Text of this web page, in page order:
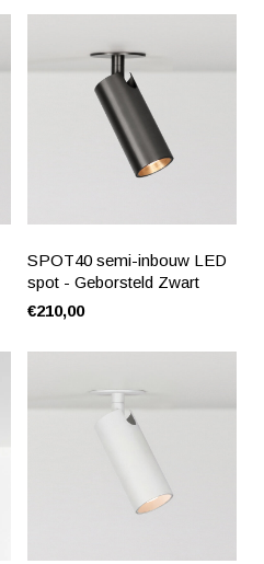
SPOT40 semi-inbouw LED
spot - Geborsteld Zwart
€210,00